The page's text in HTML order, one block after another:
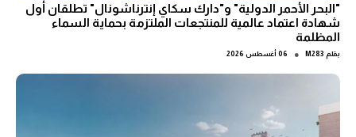
"البحر الأحمر الدولية" و"دارك سكاي إنترناشونال" تطلقان أول
شهادة اعتماد عالمية للمنتجعات الملتزمة بحماية السماء
المظلمة
بقلم M283
● 06 أغسطس 2026